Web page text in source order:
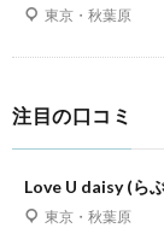
東京・秋葉原
注目の口コミ
Love U daisy (ら
東京・秋葉原